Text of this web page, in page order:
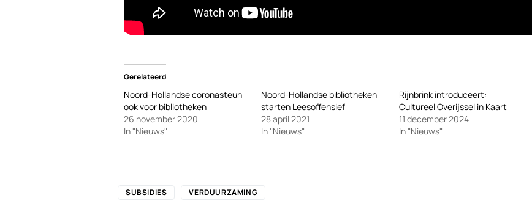
Gerelateerd
Noord-Hollandse coronasteun
ook voor bibliotheken
26 november 2020
In "Nieuws"
Noord-Hollandse bibliotheken
starten Leesoffensief
28 april 2021
In "Nieuws"
Rijnbrink introduceert:
Cultureel Overijssel in Kaart
11 december 2024
In "Nieuws"
SUBSIDIES VERDUURZAMING